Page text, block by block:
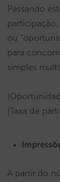
Passando
ou
para
simples
(Taxa de
A partir do